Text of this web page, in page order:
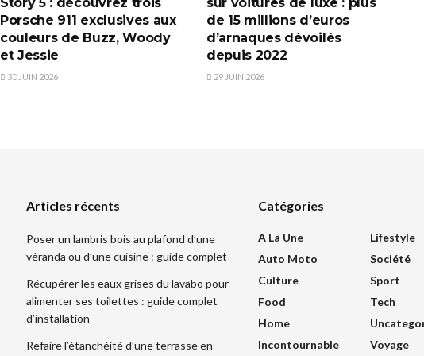
Porsche 911 exclusives aux
couleurs de Buzz, Woody
et Jessie
30 JUIN 2026
de 15 millions d’euros
d’arnaques dévoilés
depuis 2022
29 JUIN 2026
Articles récents
Poser un lambris bois au plafond d’une
véranda ou d’une cuisine : guide complet
Récupérer les eaux grises du lavabo pour
alimenter ses toilettes : guide complet
d’installation
Refaire l’étanchéité d’une terrasse en
Catégories
A La Une
Auto Moto
Culture
Food
Home
Incontournable
Lifestyle
Société
Sport
Tech
Voyage